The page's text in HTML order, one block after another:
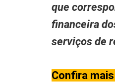
que
financeira
serviços de
Confira